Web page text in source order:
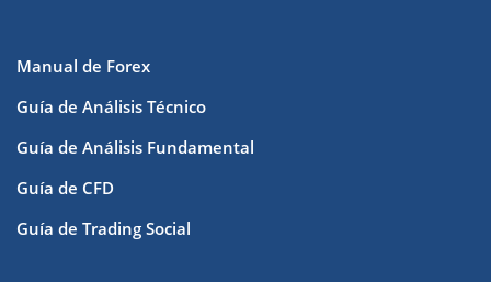
Manual de Forex
Guía de Análisis Técnico
Guía de Análisis Fundamental
Guía de CFD
Guía de Trading Social